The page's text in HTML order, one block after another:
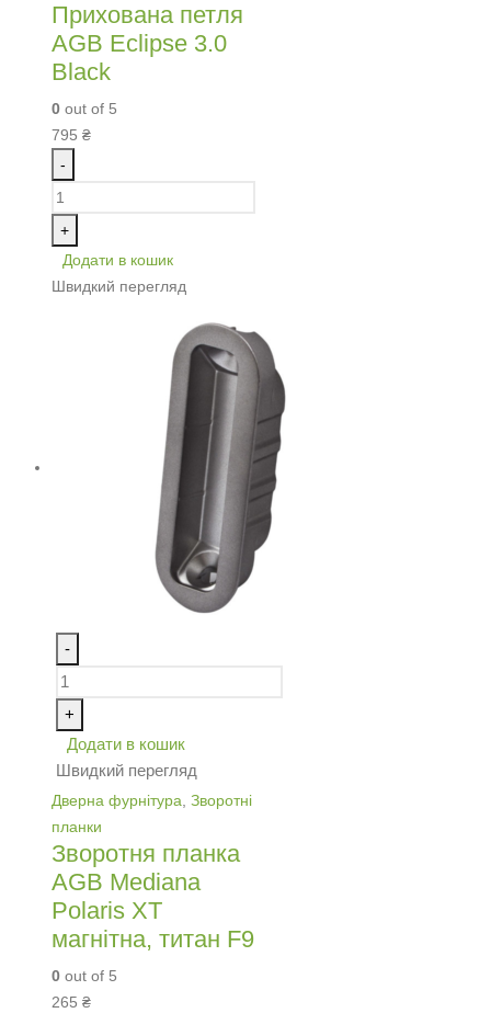
Прихована петля
AGB Eclipse 3.0
Black
0 out of 5
795 ₴
-
+
Додати в кошик
Швидкий перегляд
-
+
Додати в кошик
Швидкий перегляд
Дверна фурнітура, Зворотні
планки
Зворотня планка
AGB Mediana
Pоlaris ХТ
магнітна, титан F9
0 out of 5
265 ₴